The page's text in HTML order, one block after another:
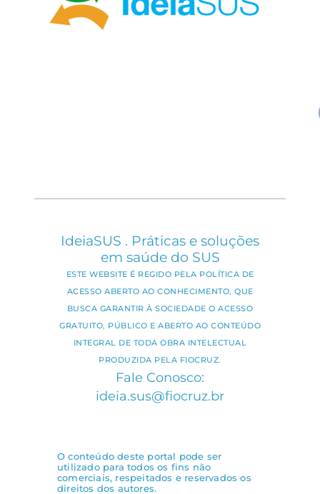
IdeiaSUS . Práticas e soluções
em saúde do SUS
ESTE WEBSITE É REGIDO PELA POLÍTICA DE
ACESSO ABERTO AO CONHECIMENTO, QUE
BUSCA GARANTIR À SOCIEDADE O ACESSO
GRATUITO, PÚBLICO E ABERTO AO CONTEÚDO
INTEGRAL DE TODA OBRA INTELECTUAL
PRODUZIDA PELA FIOCRUZ.
Fale Conosco:
ideia.sus@fiocruz.br
O conteúdo deste portal pode ser
utilizado para todos os fins não
comerciais, respeitados e reservados os
direitos dos autores.